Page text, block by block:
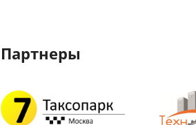
Партнеры